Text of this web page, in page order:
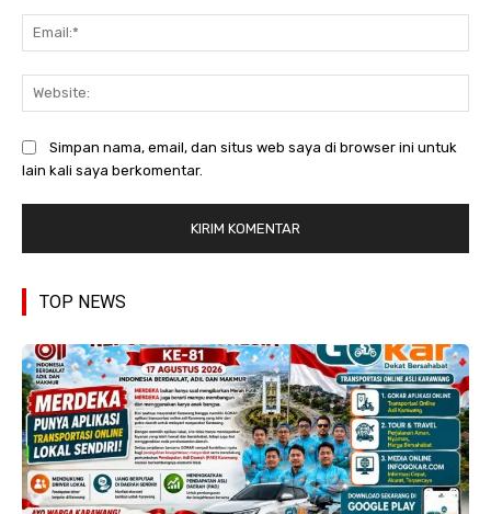
Simpan nama, email, dan situs web saya di browser ini untuk
lain kali saya berkomentar.
TOP NEWS